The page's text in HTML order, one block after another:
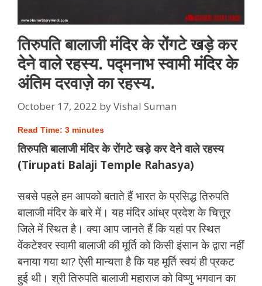
तिरुपति बालाजी मंदिर के रोंगटे खड़े कर
देने वाले रहस्य. पद्मनाभ स्वामी मंदिर के
अंतिम दरवाज़े का रहस्य.
October 17, 2022 byVishal Suman
Read Time: 3 minutes
तिरुपति बालाजी मंदिर के रोंगटे खड़े कर देने वाले रहस्य
(Tirupati Balaji Temple Rahasya)
सबसे पहले हम आपको बताते हैं भारत के प्रसिद्ध तिरुपति
बालाजी मंदिर के बारे में। यह मंदिर आंध्र प्रदेश के चित्तूर
जिले में स्थित है। क्या आप जानते हैं कि यहां पर स्थित
वेंकटेश्वर स्वामी बालाजी की मूर्ति को किसी इंसान के द्वारा नहीं
बनाया गया था? ऐसी मान्यता है कि यह मूर्ति स्वयं ही प्रकट
हुई थी। श्री तिरुपति बालाजी महाराज को विष्णु भगवान का